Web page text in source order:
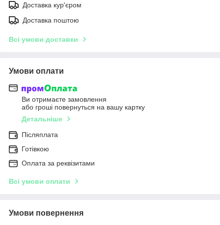
Доставка кур'єром
Доставка поштою
Всі умови доставки
Умови оплати
Ви отримаєте замовлення
або гроші повернуться на вашу картку
Детальніше
Післяплата
Готівкою
Оплата за реквізитами
Всі умови оплати
Умови повернення